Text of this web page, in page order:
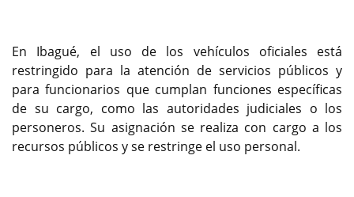
En Ibagué, el uso de los vehículos oficiales está
restringido para la atención de servicios públicos y
para funcionarios que cumplan funciones específicas
de su cargo, como las autoridades judiciales o los
personeros. Su asignación se realiza con cargo a los
recursos públicos y se restringe el uso personal.